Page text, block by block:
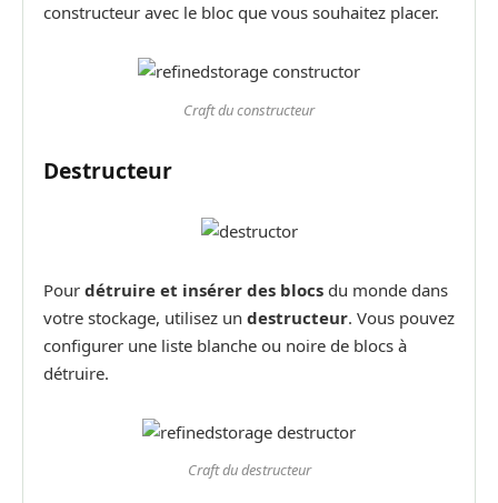
constructeur avec le bloc que vous souhaitez placer.
Craft du constructeur
Destructeur
Pour détruire et insérer des blocs du monde dans
votre stockage, utilisez un destructeur. Vous pouvez
configurer une liste blanche ou noire de blocs à
détruire.
Craft du destructeur